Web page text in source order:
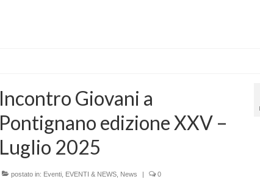
Incontro Giovani a
Pontignano edizione XXV –
Luglio 2025
postato in: Eventi, EVENTI & NEWS, News | 0